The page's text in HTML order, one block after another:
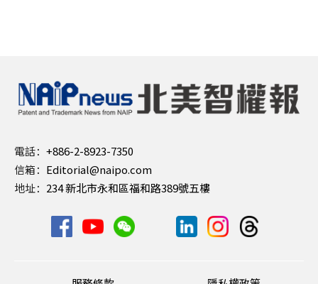
電話： +886-2-8923-7350
信箱： Editorial@naipo.com
地址： 234 新北市永和區福和路389號五樓